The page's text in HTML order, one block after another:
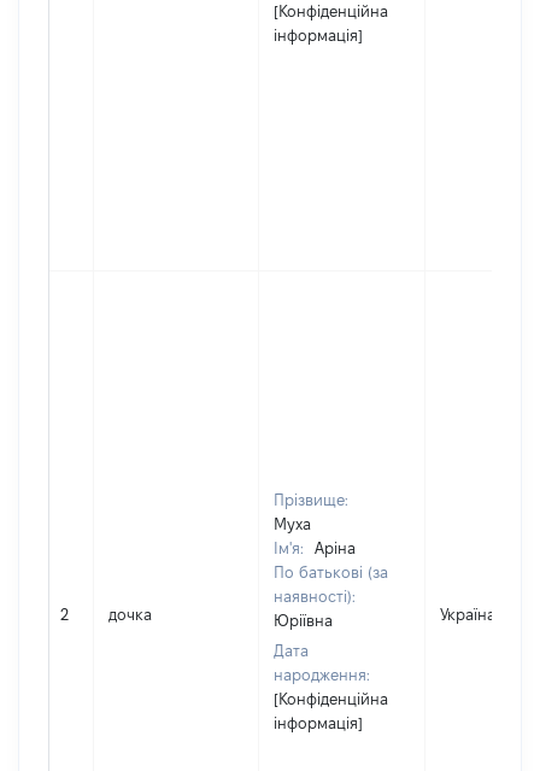
[Конфіденційна
інформація]
2 дочка
Прізвище:
Муха
Ім'я:
Аріна
По батькові (за
наявності):
Юріївна
Дата
народження:
[Конфіденційна
інформація]
Україна